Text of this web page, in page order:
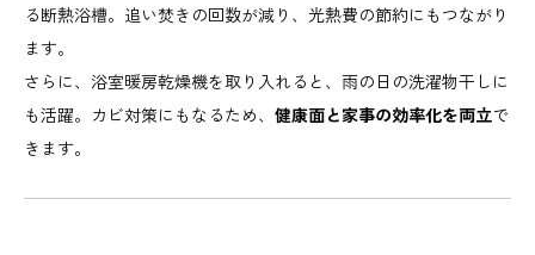
る断熱浴槽。追い焚きの回数が減り、光熱費の節約にもつながり
ます。
さらに、浴室暖房乾燥機を取り入れると、雨の日の洗濯物干しに
も活躍。カビ対策にもなるため、 健康面と家事の効率化を両立で
きます。